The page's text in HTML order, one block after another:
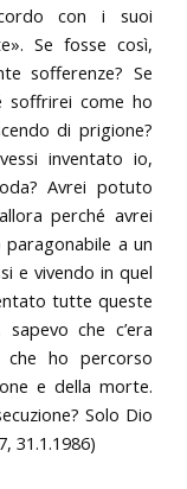
con i suoi
Se fosse così,
sofferenze? Se
soffrirei come ho
di prigione?
inventato io,
Avrei potuto
perché avrei
a un
e vivendo in quel
tutte queste
che c’era
ho percorso
e della morte.
Solo Dio
31.1.1986)